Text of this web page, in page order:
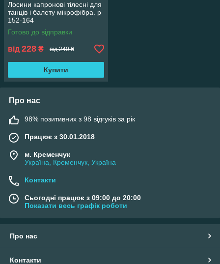
Лосини капронові тілесні для
танців і балету мікрофібра. р
152-164
Готово до відправки
від 228 ₴ від 240 ₴
Купити
Про нас
98% позитивних з 98 відгуків за рік
Працює з 30.01.2018
м. Кременчук
Україна, Кременчук, Україна
Контакти
Сьогодні працює з 09:00 до 20:00
Показати весь графік роботи
Про нас
Контакти